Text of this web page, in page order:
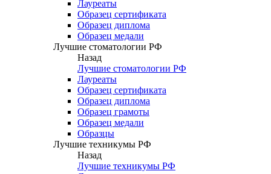
Лауреаты
Образец сертификата
Образец диплома
Образец медали
Лучшие стоматологии РФ
Назад
Лучшие стоматологии РФ
Лауреаты
Образец сертификата
Образец диплома
Образец грамоты
Образец медали
Образцы
Лучшие техникумы РФ
Назад
Лучшие техникумы РФ